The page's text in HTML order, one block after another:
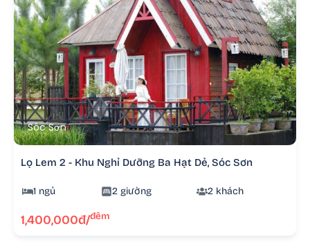
Sóc Sơn
Lọ Lem 2 - Khu Nghỉ Dưỡng Ba Hạt Dẻ, Sóc Sơn
1 ngủ 2 giường 2 khách
1,400,000đ/đêm